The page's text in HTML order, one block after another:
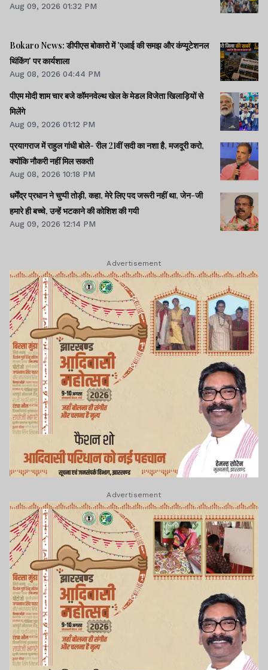
Aug 09, 2026 01:32 PM
Bokaro News: डीपीएस बोकारो में 'एआई की समझ और कंप्यूटेशनल
थिंकिंग' पर कार्यशाला
Aug 08, 2026 04:44 PM
पीएम मोदी शाम चार बजे कॉमनवेल्थ खेल के मेडल विजेता खिलाड़ियों से
मिलेंगे
Aug 09, 2026 01:12 PM
प्रयागराज में राहुल गांधी बोले- रील 21वीं सदी का नशा है, मजदूरी करो,
क्योंकि नौकरी नहीं मिल सकती
Aug 08, 2026 10:18 PM
धर्मेंद्र प्रधान ने चुप्पी तोड़ी, कहा, मेरे लिए पद जरूरी नहीं था, जेन-जी
हमारे ही बच्चे, उन्हें भटकाने की कोशिश की गयी
Aug 09, 2026 12:14 PM
Advertisement
Advertisement